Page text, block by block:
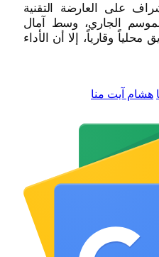
على العارضة التقنية
الجاري، وسط آمال
محلياً وقارياً، إلا أن الأداء
هشام آيت منا